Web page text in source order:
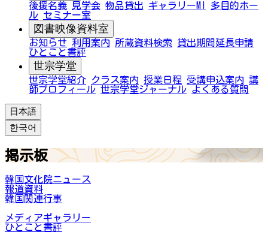
後援名義 見学会 物品貸出 ギャラリーMI
多目的ホー
ル セミナー室
図書映像資料室
お知らせ 利用案内 所蔵資料検索
貸出期間延長申請
ひとこと書評
世宗学堂
世宗学堂紹介 クラス案内 授業日程 受講申込案内 講
師プロフィール 世宗学堂ジャーナル よくある質問
日本語
한국어
掲示板
韓国文化院ニュース
報道資料
韓国関連行事
メディアギャラリー
ひとこと書評